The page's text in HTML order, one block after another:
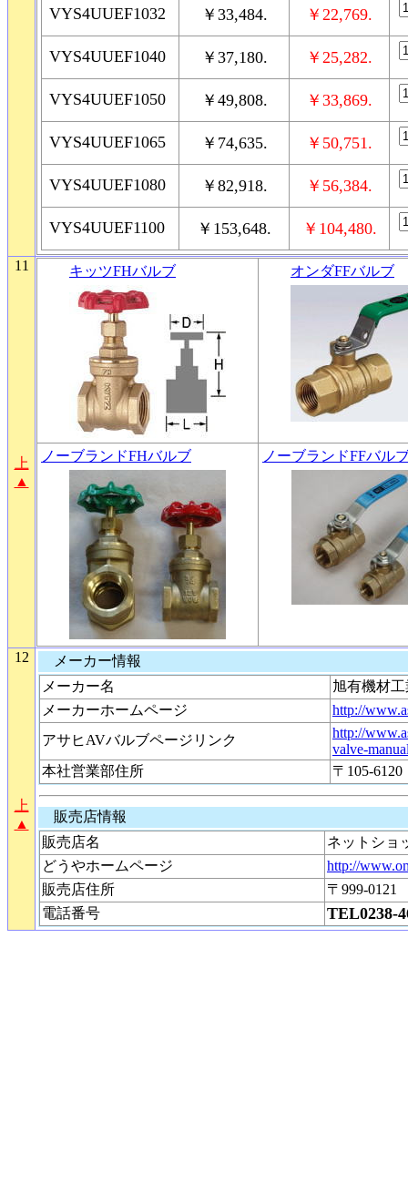
VYS4UUEF1032 ￥33,484. ￥22,769.
VYS4UUEF1040 ￥37,180. ￥25,282.
VYS4UUEF1050 ￥49,808. ￥33,869.
VYS4UUEF1065 ￥74,635. ￥50,751.
VYS4UUEF1080 ￥82,918. ￥56,384.
VYS4UUEF1100 ￥153,648. ￥104,480.
11
上
▲
キッツFHバルブ オンダFFバルブ
ノーブランドFHバルブ ノーブランドFFバル
12
上
▲
メーカー情報
メーカー名
旭有機材
メーカーホームページ
http://
アサヒAVバルブページリンク
http://
valve-
本社営業部住所
〒105-
販売店情報
販売店名
ネットシ
どうやホームページ
http://
販売店住所
〒999-
電話番号
TEL0238-